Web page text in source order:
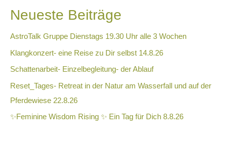
Neueste Beiträge
AstroTalk Gruppe Dienstags 19.30 Uhr alle 3 Wochen
Klangkonzert- eine Reise zu Dir selbst 14.8.26
Schattenarbeit- Einzelbegleitung- der Ablauf
Reset_Tages- Retreat in der Natur am Wasserfall und auf der
Pferdewiese 22.8.26
✨Feminine Wisdom Rising ✨ Ein Tag für Dich 8.8.26